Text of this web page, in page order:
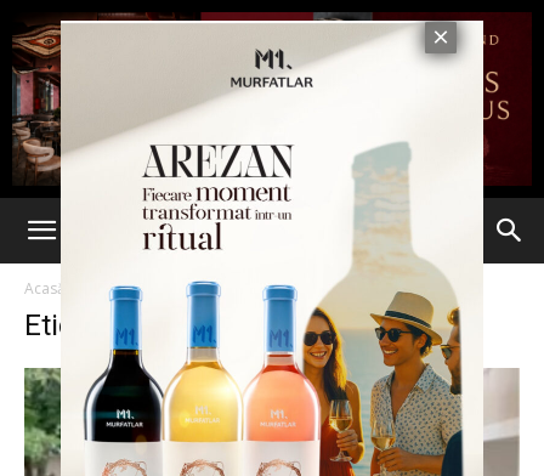
Acasă Etichete Prigojin
Etichetă: prigojin